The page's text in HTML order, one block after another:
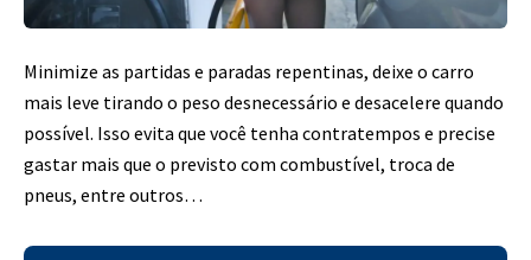
Minimize as partidas e paradas repentinas, deixe o carro
mais leve tirando o peso desnecessário e desacelere quando
possível. Isso evita que você tenha contratempos e precise
gastar mais que o previsto com combustível, troca de
pneus, entre outros…